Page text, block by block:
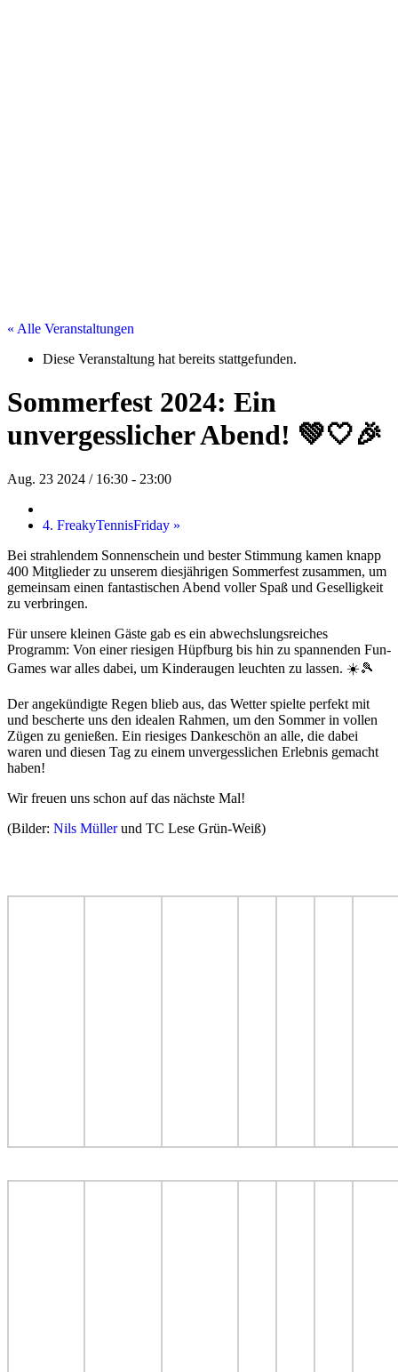
« Alle Veranstaltungen
Diese Veranstaltung hat bereits stattgefunden.
Sommerfest 2024: Ein
unvergesslicher Abend! 💚🤍🎉
Aug. 23 2024 / 16:30 - 23:00
4. FreakyTennisFriday »
Bei strahlendem Sonnenschein und bester Stimmung kamen knapp
400 Mitglieder zu unserem diesjährigen Sommerfest zusammen, um
gemeinsam einen fantastischen Abend voller Spaß und Geselligkeit
zu verbringen.
Für unsere kleinen Gäste gab es ein abwechslungsreiches
Programm: Von einer riesigen Hüpfburg bis hin zu spannenden Fun-
Games war alles dabei, um Kinderaugen leuchten zu lassen. ☀️🎾
Der angekündigte Regen blieb aus, das Wetter spielte perfekt mit
und bescherte uns den idealen Rahmen, um den Sommer in vollen
Zügen zu genießen. Ein riesiges Dankeschön an alle, die dabei
waren und diesen Tag zu einem unvergesslichen Erlebnis gemacht
haben!
Wir freuen uns schon auf das nächste Mal!
(Bilder: Nils Müllerund TC Lese Grün-Weiß)